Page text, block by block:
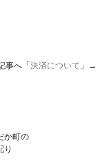
へ「決済について 」→
か町の
り